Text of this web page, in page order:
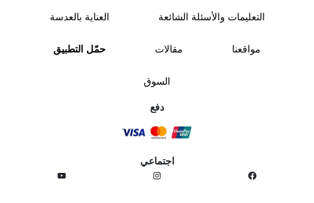
التعليمات والأسئلة الشائعة العناية بالعدسة
مواقعنا مقالات حمّل التطبيق
السوق
دفع
اجتماعي
Facebook
Instagram
YouTube